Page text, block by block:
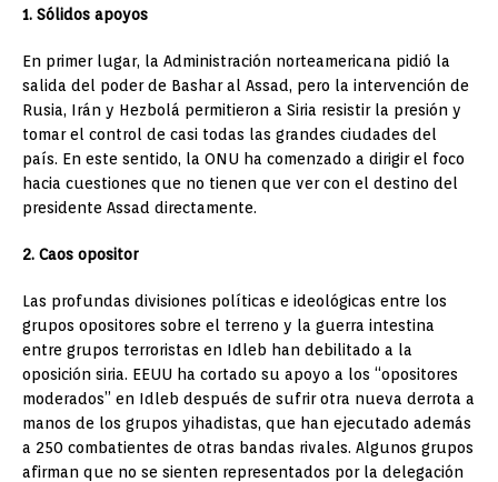
1. Sólidos apoyos
En primer lugar, la Administración norteamericana pidió la
salida del poder de Bashar al Assad, pero la intervención de
Rusia, Irán y Hezbolá permitieron a Siria resistir la presión y
tomar el control de casi todas las grandes ciudades del
país. En este sentido, la ONU ha comenzado a dirigir el foco
hacia cuestiones que no tienen que ver con el destino del
presidente Assad directamente.
2. Caos opositor
Las profundas divisiones políticas e ideológicas entre los
grupos opositores sobre el terreno y la guerra intestina
entre grupos terroristas en Idleb han debilitado a la
oposición siria. EEUU ha cortado su apoyo a los “opositores
moderados” en Idleb después de sufrir otra nueva derrota a
manos de los grupos yihadistas, que han ejecutado además
a 250 combatientes de otras bandas rivales. Algunos grupos
afirman que no se sienten representados por la delegación